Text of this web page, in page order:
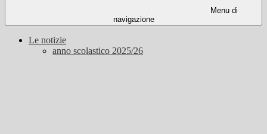
Menu di
navigazione
Le notizie
anno scolastico 2025/26